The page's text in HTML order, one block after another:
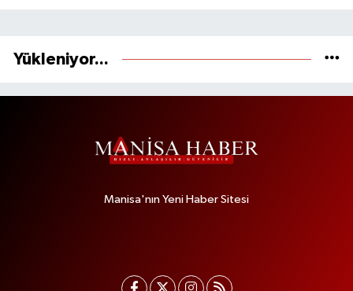
Yükleniyor...
Manisa'nın Yeni Haber Sitesi